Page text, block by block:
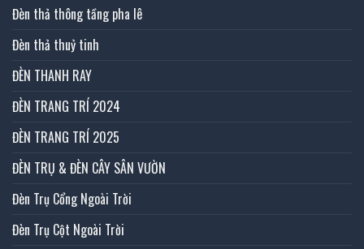
Đèn thả thông tầng pha lê
Đèn thả thuỷ tinh
ĐÈN THANH RAY
ĐÈN TRANG TRÍ 2024
ĐÈN TRANG TRÍ 2025
ĐÈN TRỤ & ĐÈN CÂY SÂN VƯỜN
Đèn Trụ Cổng Ngoài Trời
Đèn Trụ Cột Ngoài Trời